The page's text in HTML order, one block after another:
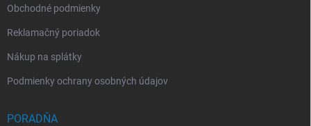
Obchodné podmienky
Reklamačný poriadok
Nákup na splátky
Podmienky ochrany osobných údajov
PORADŇA